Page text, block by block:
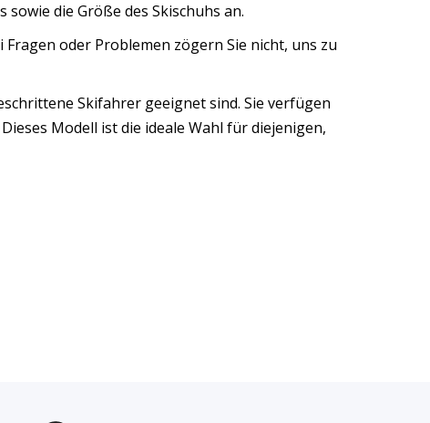
die Größe des Skischuhs an.
oder Problemen zögern Sie nicht, uns zu
Skifahrer geeignet sind. Sie verfügen
Modell ist die ideale Wahl für diejenigen,